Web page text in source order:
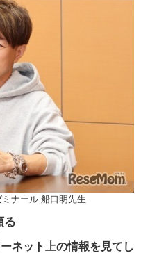
ナール 船口明先生
る
ネット上の情報を見てし